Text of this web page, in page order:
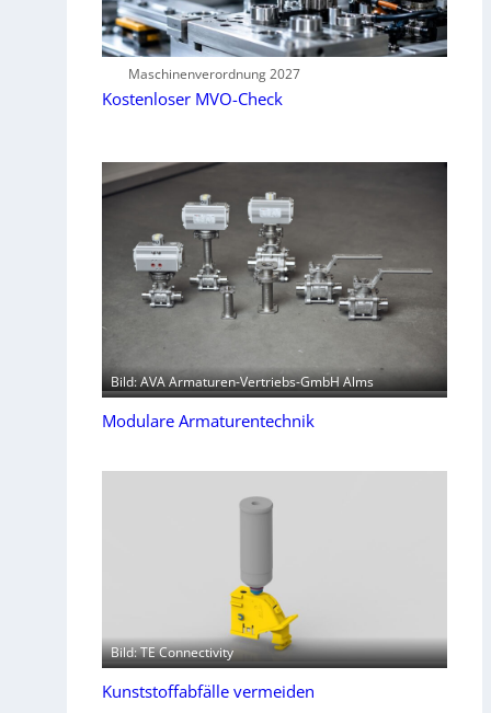
Maschinenverordnung 2027
Kostenloser MVO-Check
Bild: AVA Armaturen-Vertriebs-GmbH Alms
Modulare Armaturentechnik
Bild: TE Connectivity
Kunststoffabfälle vermeiden